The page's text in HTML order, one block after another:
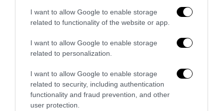
I want to allow Google to enable storage
related to functionality of the website or app.
I want to allow Google to enable storage
related to personalization.
I want to allow Google to enable storage
related to security, including authentication
functionality and fraud prevention, and other
user protection.
corte
7 Agosto 2026